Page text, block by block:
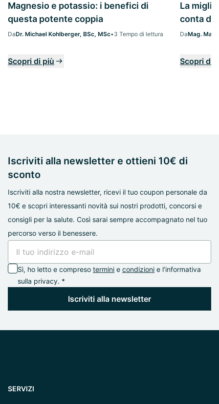
Magnesio e potassio: i benefici di
questa potente coppia
DaDr. Michael Kohlberger, BSc, MSc•3 Tempo di lettura
Scopri di più
La
conta
DaMag.
Scopri di
Iscriviti alla newsletter e ottieni 10€ di
sconto
Iscriviti alla nostra newsletter, ricevi il tuo coupon personale da
10€ e scopri interessanti novità sui nostri prodotti, concorsi e
consigli per la salute. Così sarai sempre accompagnato nel tuo
percorso verso il benessere.
Sì, ho letto e compreso termini e condizioni e l’informativa
sulla privacy. *
Iscriviti alla newsletter
SERVIZI